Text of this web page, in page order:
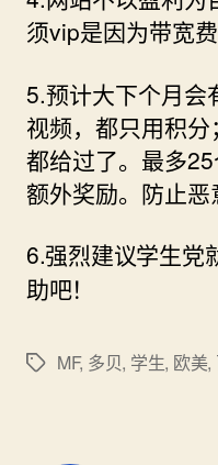
须vip是因为带宽
5.预计大下个月会
视频，都只用积
都给过了。最多
额外奖励。防止恶
6.强烈建议学生党
助吧！
标
MF, 多贝, 学生, 欧美,